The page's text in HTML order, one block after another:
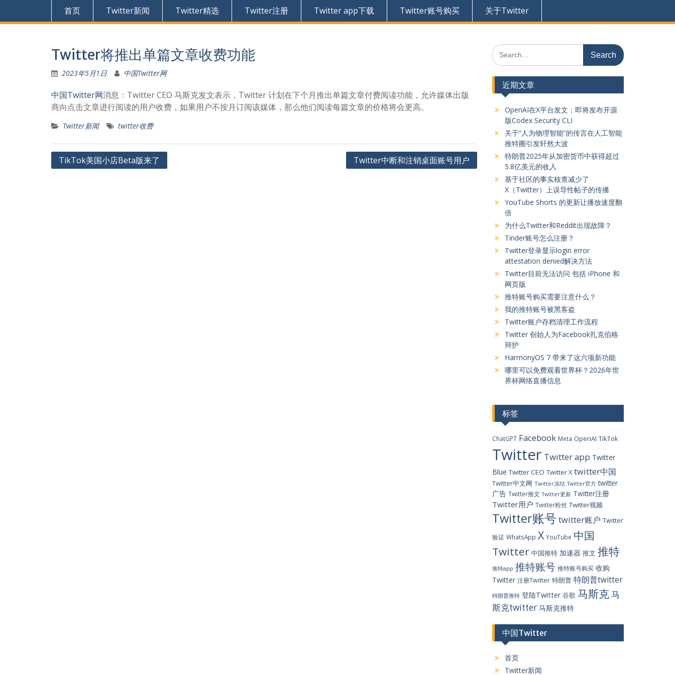
首页 Twitter新闻 Twitter精选 Twitter注册 Twitter app下载 Twitter账号购买 关于Twitter
Twitter将推出单篇文章收费功能
2023年5月1日 中国Twitter网
中国Twitter网消息：Twitter CEO 马斯克发文表示，Twitter 计划在下个月推出单篇文章付费阅读功能，允许媒体出版
商向点击文章进行阅读的用户收费，如果用户不按月订阅该媒体，那么他们阅读每篇文章的价格将会更高。
Twitter新闻 twitter收费
文TikTok美国小店Beta版来了 Twitter中断和注销桌面账号用户
Search
for:
近期文章
OpenAI在X平台发文：即将发布开源
版Codex Security CLI
关于“人为物理智能”的传言在人工智能
推特圈引发轩然大波
特朗普2025年从加密货币中获得超过
5.8亿美元的收入
基于社区的事实核查减少了
X（Twitter）上误导性帖子的传播
YouTube Shorts 的更新让播放速度翻
倍
为什么Twitter和Reddit出现故障？
Tinder账号怎么注册？
Twitter登录显示login error
attestation denied解决方法
Twitter目前无法访问 包括 iPhone 和
网页版
推特账号购买需要注意什么？
我的推特账号被黑客盗
Twitter账户存档清理工作流程
Twitter 创始人为Facebook扎克伯格
辩护
HarmonyOS 7 带来了这六项新功能
哪里可以免费观看世界杯？2026年世
界杯网络直播信息
标签
ChatGPT Facebook Meta OpenAI TikTok
Twitter Twitter app Twitter
Blue Twitter CEO Twitter X twitter中国
Twitter中文网 Twitter冻结 Twitter官方 twitter
广告 Twitter推文 Twitter更新 Twitter注册
Twitter用户 Twitter粉丝 Twitter视频
Twitter账号 twitter账户 Twitter
验证 WhatsApp X YouTube 中国
Twitter 中国推特 加速器 推文 推特
推特app 推特账号 推特账号购买 收购
Twitter 注册Twitter 特朗普 特朗普twitter
特朗普推特 登陆Twitter 谷歌 马斯克马
斯克twitter 马斯克推特
中国Twitter
首页
Twitter新闻